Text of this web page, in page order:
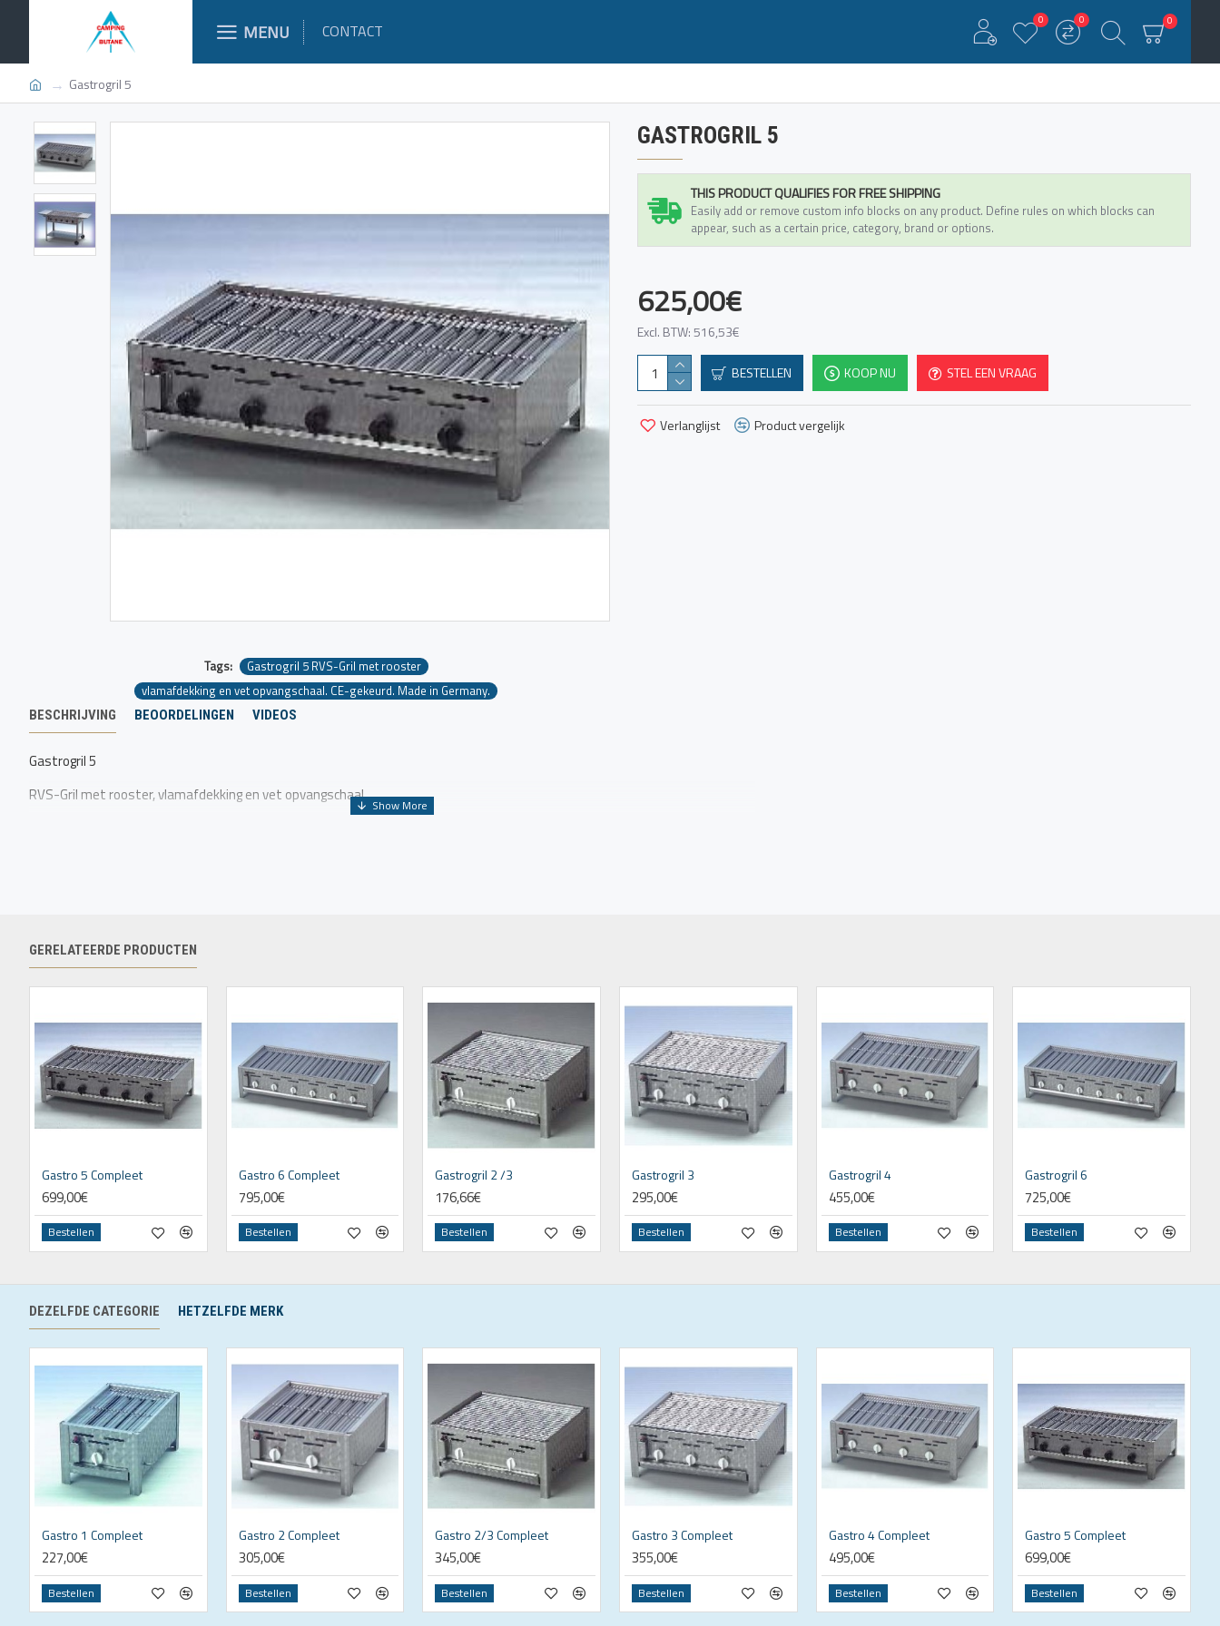
MENU CONTACT
0 0 0
Gastrogril 5
Tags:
Gastrogril 5 RVS-Gril met rooster
vlamafdekking en vet opvangschaal. CE-gekeurd. Made in Germany.
GASTROGRIL 5
THIS PRODUCT QUALIFIES FOR FREE SHIPPING
Easily add or remove custom info blocks on any product. Define rules on which blocks can
appear, such as a certain price, category, brand or options.
625,00€
Excl. BTW: 516,53€
BESTELLEN KOOP NU STEL EEN VRAAG
Verlanglijst Product vergelijk
BESCHRIJVING BEOORDELINGEN VIDEOS
Gastrogril 5
RVS-Gril met rooster, vlamafdekking en vet opvangschaal.
GERELATEERDE PRODUCTEN
Gastro 5 Compleet
699,00€
Bestellen
Gastro 6 Compleet
795,00€
Bestellen
Gastrogril 2 /3
176,66€
Bestellen
Gastrogril 3
295,00€
Bestellen
Gastrogril 4
455,00€
Bestellen
Gastrogril 6
725,00€
Bestellen
DEZELFDE CATEGORIE HETZELFDE MERK
Gastro 1 Compleet
227,00€
Bestellen
Gastro 2 Compleet
305,00€
Bestellen
Gastro 2/3 Compleet
345,00€
Bestellen
Gastro 3 Compleet
355,00€
Bestellen
Gastro 4 Compleet
495,00€
Bestellen
Gastro 5 Compleet
699,00€
Bestellen